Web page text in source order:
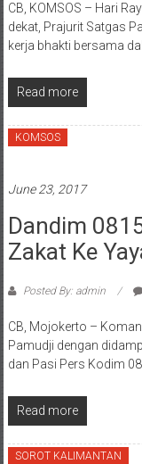
CB, KOMSOS – Hari
dekat, Prajurit Satgas
kerja bhakti bersama
Read more
KOMSOS
June 23, 2017
Dandim
Zakat Ke
Posted By: admin
CB, Mojokerto –
Pamudji dengan
dan Pasi Pers Kodim
Read more
SOROT KALIMANTAN